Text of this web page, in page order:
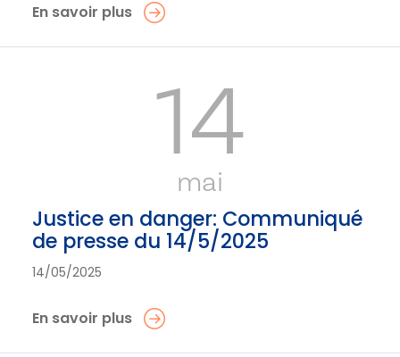
En savoir plus
14
mai
Justice en danger: Communiqué
de presse du 14/5/2025
14/05/2025
En savoir plus